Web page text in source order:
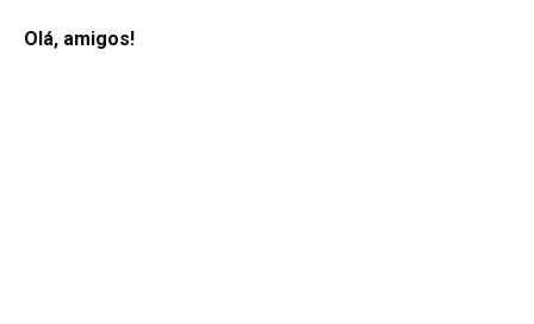
Olá, amigos!